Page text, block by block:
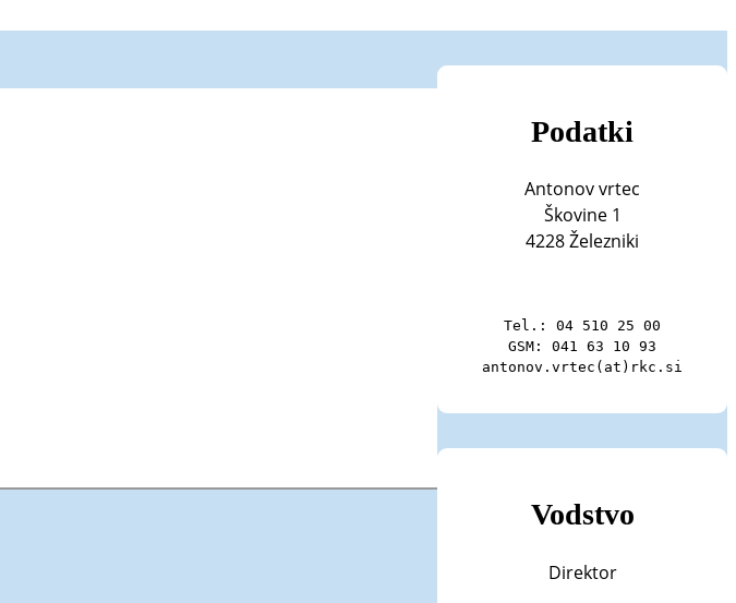
Podatki
Antonov vrtec
Škovine 1
4228 Železniki
Tel.: 04 510 25 00
GSM: 041 63 10 93
antonov.vrtec(at)rkc.si
Vodstvo
Direktor